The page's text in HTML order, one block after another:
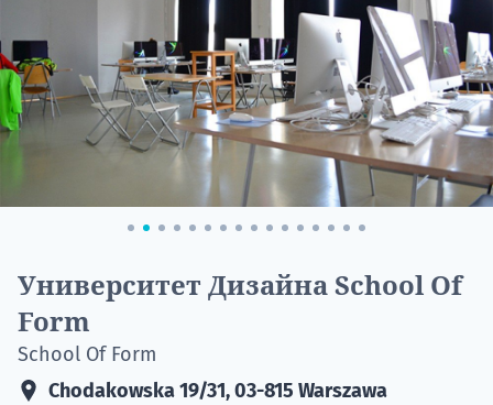
Университет Дизайна School Of
Form
School Of Form
Chodakowska 19/31, 03-815 Warszawa
НАБОР